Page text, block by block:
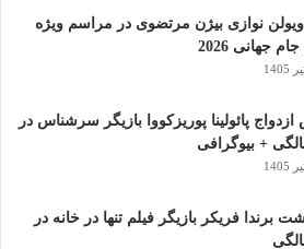
ویولن نوازی بیژن مرتضوی در مراسم ویژه
جهانی 2026
پائولینا پوریزکووا بازیگر سرشناس در
برندا فریکر بازیگر فیلم تنها در خانه در